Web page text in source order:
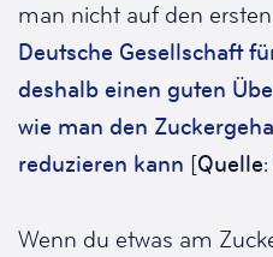
man nicht auf den
Deutsche Gesellschaft
deshalb einen guten
wie man den
reduzieren kann [Quelle:
Wenn du etwas am